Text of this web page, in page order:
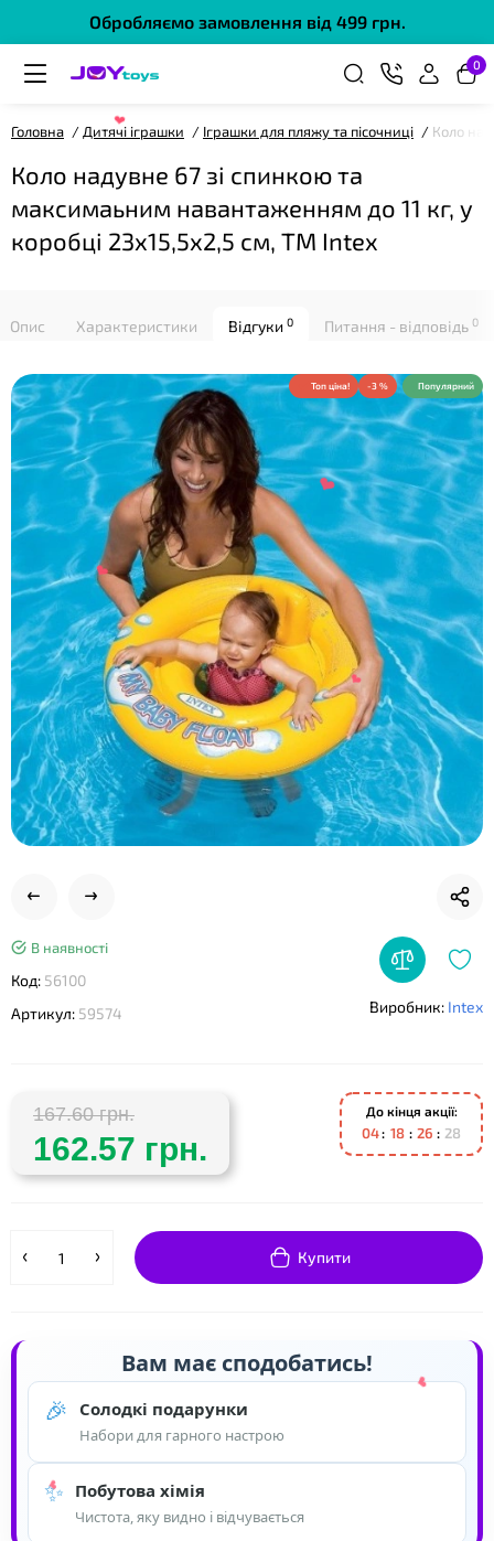
Обробляємо замовлення від 499 грн.
0
Головна Дитячі іграшки Іграшки для пляжу та пісочниці Коло
Коло надувне 67 зі спинкою та
максимаьним навантаженням до 11 кг, у
коробці 23х15,5х2,5 см, ТМ Intex
Опис Характеристики Відгуки 0 Питання - відповідь 0
Топ ціна! -3 % Популярний
В наявності
Код: 56100
Артикул: 59574 Виробник: Intex
167.60 грн.
162.57 грн.
До кінця акції:
04 18 26 28
Купити
Вам має сподобатись!
🎉 Солодкі подарунки
Набори для гарного настрою
✨ Побутова хімія
Чистота, яку видно і відчувається
❤